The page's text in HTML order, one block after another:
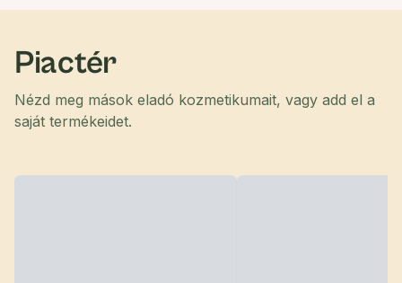
Piactér
Nézd meg mások eladó kozmetikumait, vagy add el a
saját termékeidet.